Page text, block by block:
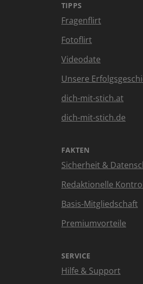
TIPPS
Fragenflirt
Fotoflirt
Videodate
Unsere
dich-mit-stich.at
dich-mit-stich.de
FAKTEN
Sicherheit &
Redaktionelle
Basis-Mitgliedschaft
Premiumvorteile
SERVICE
Hilfe & Support